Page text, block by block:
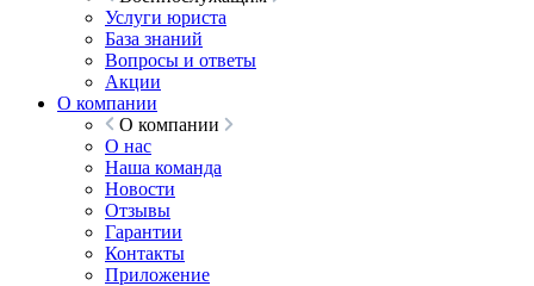
Услуги юриста
База знаний
Вопросы и ответы
Акции
О компании
О компании
О нас
Наша команда
Новости
Отзывы
Гарантии
Контакты
Приложение